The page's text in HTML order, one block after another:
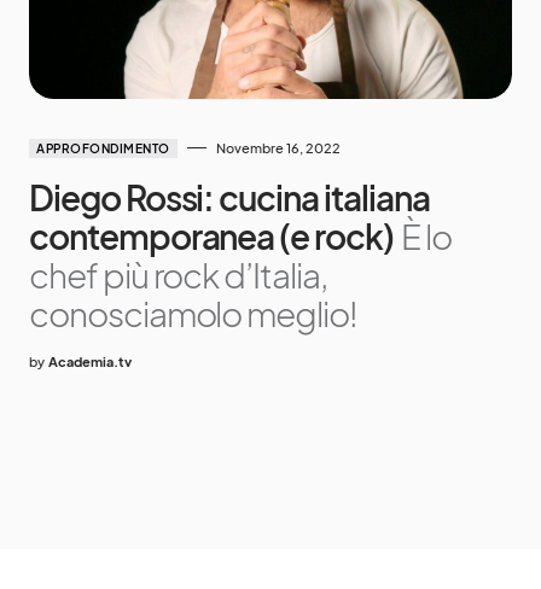
APPROFONDIMENTO Novembre 16, 2022
Diego Rossi: cucina italiana
contemporanea (e rock) È lo
chef più rock d’Italia,
conosciamolo meglio!
by Academia.tv